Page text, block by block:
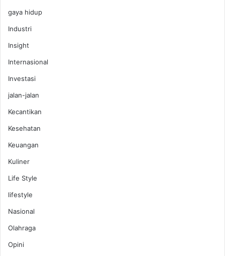
n
gaya hidup
Industri
Insight
Internasional
Investasi
jalan-jalan
Kecantikan
Kesehatan
Keuangan
Kuliner
Life Style
lifestyle
Nasional
Olahraga
Opini